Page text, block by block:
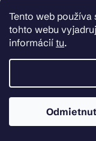
Tento web
tohto webu
informácií tu.